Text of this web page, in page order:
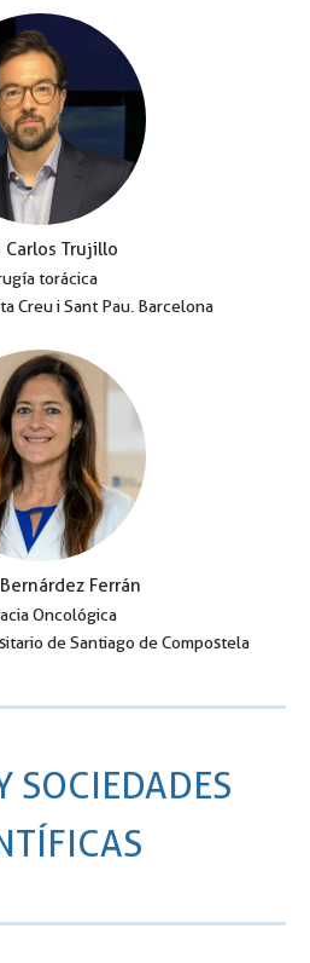
Carlos Trujillo
torácica
Creu i Sant Pau. Barcelona
Ferrán
Oncológica
de Santiago de Compostela
SOCIEDADES